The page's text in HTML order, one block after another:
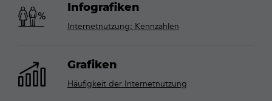
Infografiken
Internetnutzung: Kennzahlen
Grafiken
Häufigkeit der Internetnutzung